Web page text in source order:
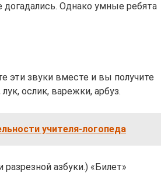
Однако умные ребята
эти звуки вместе и вы получите
ослик, варежки, арбуз.
учителя-логопеда
азбуки.) «Билет»